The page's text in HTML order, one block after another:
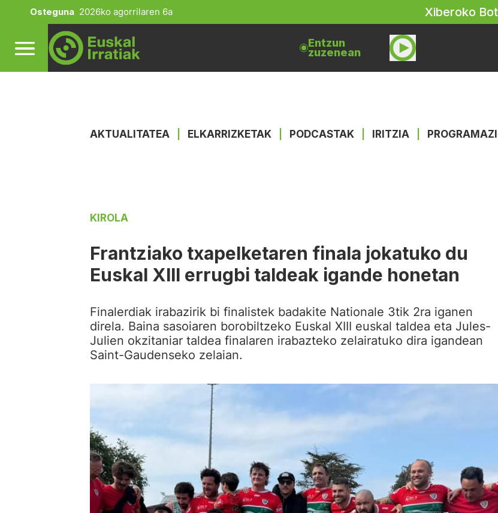
Osteguna 2026ko agorrilaren 6a Xiberoko
Entzun
zuzenean
AKTUALITATEA ELKARRIZKETAK PODCASTAK IRITZIA
KIROLA
Frantziako txapelketaren finala jokatuko du
Euskal XIII errugbi taldeak igande honetan
Finalerdiak irabazirik bi finalistek badakite Nationale 3tik 2ra iganen
direla. Baina sasoiaren borobiltzeko Euskal XIII euskal taldea eta Jules-
Julien okzitaniar taldea finalaren irabazteko zelairatuko dira igandean
Saint-Gaudenseko zelaian.